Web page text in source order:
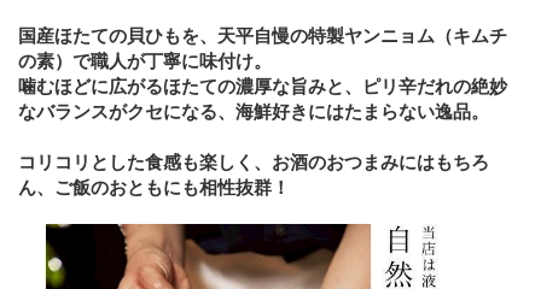
国産ほたての貝ひもを、天平自慢の特製ヤンニョム（キムチ
の素）で職人が丁寧に味付け。
噛むほどに広がるほたての濃厚な旨みと、ピリ辛だれの絶妙
なバランスがクセになる、海鮮好きにはたまらない逸品。
コリコリとした食感も楽しく、お酒のおつまみにはもちろ
ん、ご飯のおともにも相性抜群！